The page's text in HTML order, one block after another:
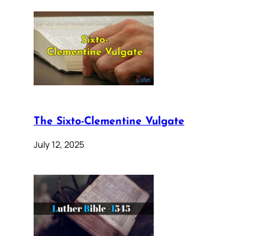
The Sixto-Clementine Vulgate
July 12, 2025